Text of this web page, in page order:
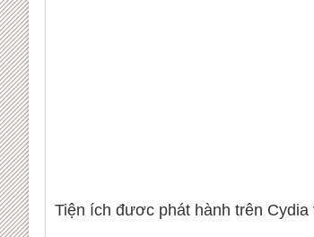
Tiện ích đươc phát hành trên